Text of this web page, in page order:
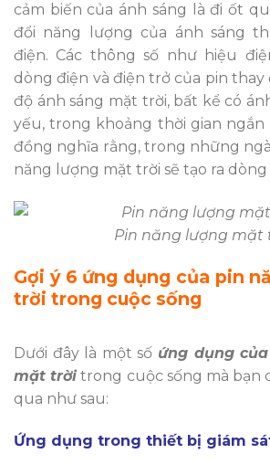
cảm biến của ánh sáng là đi ốt
đổi năng lượng của ánh sáng
điện. Các thông số như hiệu
dòng điện và điện trở của pin
độ ánh sáng mặt trời, bất kể có
yếu, trong khoảng thời gian ngắn
đồng nghĩa rằng, trong những
năng lượng mặt trời sẽ tạo ra
Pin năng lượng mặt
Gợi ý 6 ứng dụng của pin
trời trong cuộc sống
Dưới đây là một số ứng dụng
mặt trờitrong cuộc sống mà bạn
qua như sau:
Ứng dụng trong thiết bị giám